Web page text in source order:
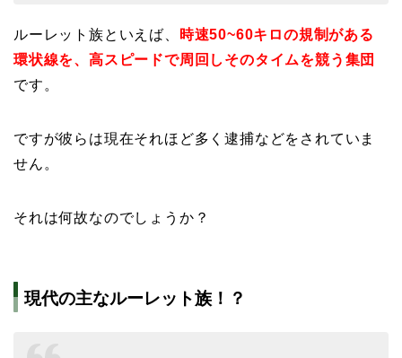
ルーレット族といえば、
時速50~60キロの規制がある
環状線を、高スピードで周回しそのタイムを競う集団
です。
ですが彼らは現在それほど多く逮捕などをされていま
せん。
それは何故なのでしょうか？
現代の主なルーレット族！？